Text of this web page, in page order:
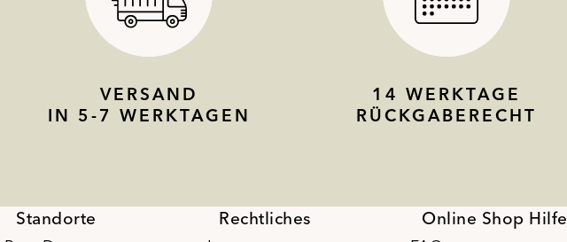
VERSAND
IN 5-7 WERKTAGEN
14 WERKTAGE
RÜCKGABERECHT
Standorte Rechtliches Online Shop Hilfe